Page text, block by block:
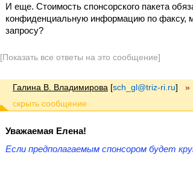
И еще. Стоимость спонсорского пакета
конфиденциальную информацию по факсу,
запросу?
[Показать все ответы на это сообщение]
Галина В. Владимирова [sch_gl@triz-ri.ru] »
Уважаемая Елена!
Если предполагаемым спонсором будет